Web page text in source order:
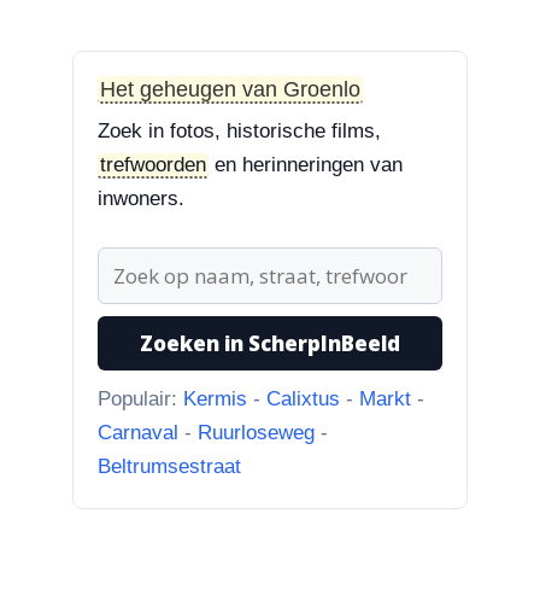
“Treurbeuk op het ravelijn
Styrum. Pracht boom!”
3-8-2026
Zoekplaatjes uit Grolle
“Nog een tip. Deze buurman
“naar...”
1-8-2026
Koningssteeg met parkeerterrein
Het geheugen van Groenlo
Zoek in fotos, historische films,
trefwoorden en herinneringen van
inwoners.
Zoeken in ScherpInBeeld
Populair: Kermis - Calixtus - Markt -
Carnaval - Ruurloseweg -
Beltrumsestraat